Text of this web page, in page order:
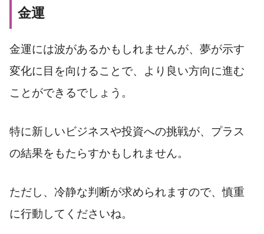
金運
金運には波があるかもしれませんが、夢が示す
変化に目を向けることで、より良い方向に進む
ことができるでしょう。
特に新しいビジネスや投資への挑戦が、プラス
の結果をもたらすかもしれません。
ただし、冷静な判断が求められますので、慎重
に行動してくださいね。